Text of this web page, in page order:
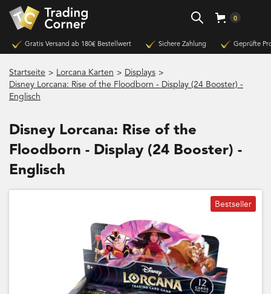
0
Gratis Versand ab 180€ Bestellwert Sichere Zahlung Geprüfte
Startseite > Lorcana Karten > Displays >
Disney Lorcana: Rise of the Floodborn - Display (24 Booster) -
Englisch
Disney Lorcana: Rise of the
Floodborn - Display (24 Booster) -
Englisch
Bestseller